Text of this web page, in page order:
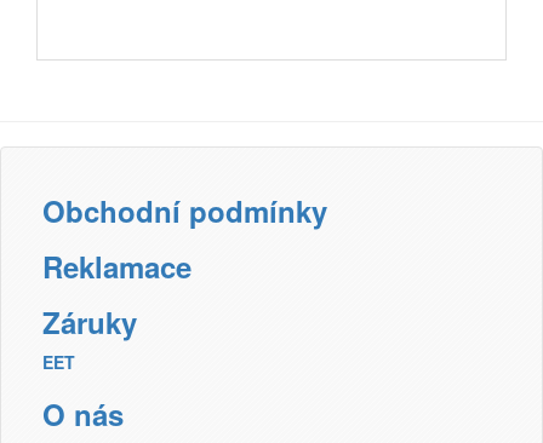
Obchodní podmínky
Reklamace
Záruky
EET
O nás